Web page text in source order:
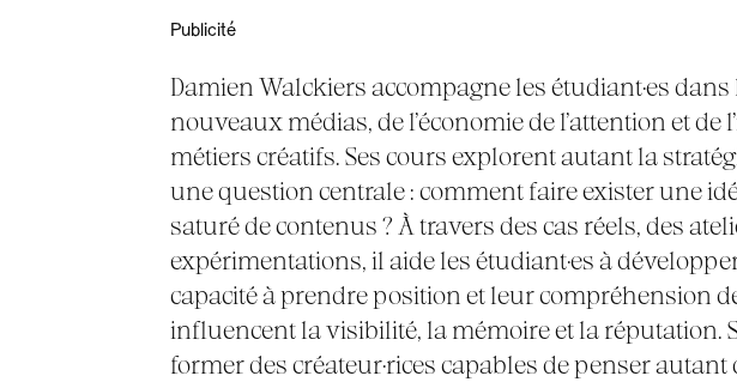
Publicité
Damien Walckiers accompagne les étudiant·es
nouveaux médias, de l’économie de l’attention et de
métiers créatifs. Ses cours explorent autant la
une question centrale : comment faire exister une
saturé de contenus ? À travers des cas réels, des
expérimentations, il aide les étudiant·es à
capacité à prendre position et leur compréhension
influencent la visibilité, la mémoire et la réputation.
former des créateur·rices capables de penser autant